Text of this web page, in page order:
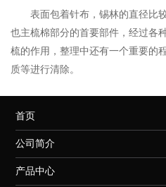
表面包着针布，锡林的直径比
也主梳棉部分的首要部件，经过各
梳的作用，整理中还有一个重要的
质等进行清除。
首页
公司简介
产品中心